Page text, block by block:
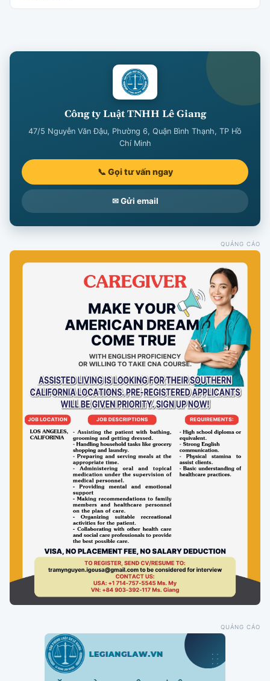
Công ty Luật TNHH Lê Giang
47/5 Nguyễn Văn Đậu, Phường 6, Quận Bình Thạnh, TP Hồ
Chí Minh
📞 Gọi tư vấn ngay
✉ Gửi email
QUẢNG CÁO
QUẢNG CÁO